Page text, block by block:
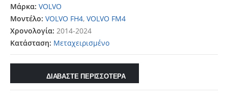
Μάρκα: VOLVO
Μοντέλο: VOLVO FH4, VOLVO FM4
Χρονολογία: 2014-2024
Κατάσταση: Μεταχειρισμένο
ΔΙΑΒΑΣΤΕ ΠΕΡΙΣΣΟΤΕΡΑ